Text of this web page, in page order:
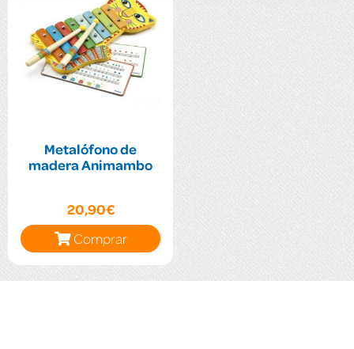
Metalófono de
madera Animambo
20,90€
Comprar